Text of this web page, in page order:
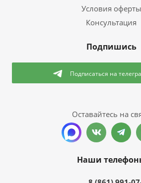
Условия оферты
Консультация
Подпишись
Подписаться на
Оставайтесь на
Наши